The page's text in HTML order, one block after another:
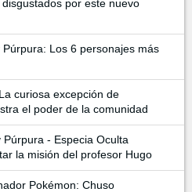
por este nuevo
Los 6 personajes más
curiosa excepción de
el poder de la comunidad
- Especia Oculta
la misión del profesor Hugo
Pokémon: Chuso